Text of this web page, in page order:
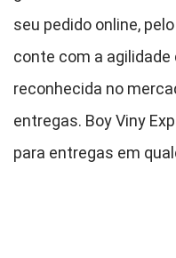
seu pedido online,
conte com a agilidade
reconhecida no
entregas. Boy Viny
para entregas em